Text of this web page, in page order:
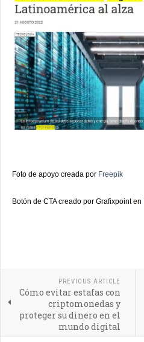
Foto de apoyo creada por Freepik
Botón de CTA creado por Grafixpoint en
PREVIOUS ARTICLE
Cómo evitar estafas con
criptomonedas y
proteger su dinero en el
mundo digital